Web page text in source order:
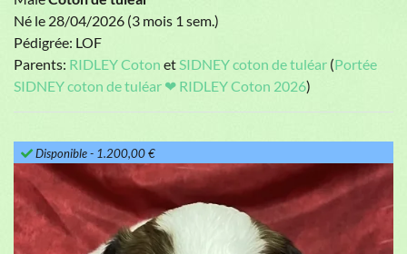
Disponible- 1.200,00 €
Né le 28/04/2026 (3 mois 1 sem.)
Pédigrée: LOF
Parents: RIDLEY Coton etSIDNEY coton de tuléar (Portée
SIDNEY coton de tuléar ❤ RIDLEY Coton 2026)